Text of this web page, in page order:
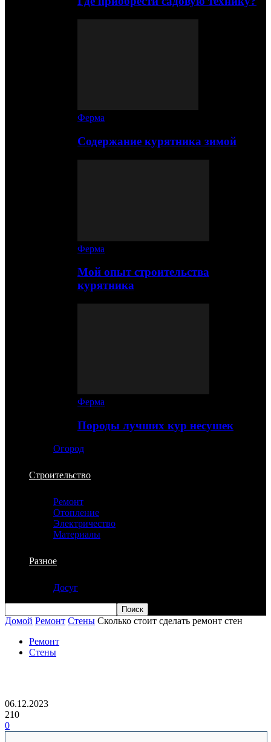
Ферма
Содержание курятника зимой
Ферма
Мой опыт строительства
курятника
Ферма
Породы лучших кур несушек
Огород
Строительство
Ремонт
Отопление
Электричество
Материалы
Разное
Досуг
Домой Ремонт Стены Сколько стоит сделать ремонт стен
Ремонт
Стены
06.12.2023
210
0